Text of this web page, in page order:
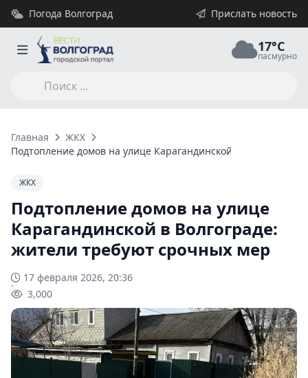
Погода Волгоград Прислать новость
17°C
пасмурно
Главная
ЖКХ
Подтопление домов на улице Карагандинской в
ЖКХ
Подтопление домов на улице
Карагандинской в Волгограде:
жители требуют срочных мер
17 февраля 2026, 20:36
3,000